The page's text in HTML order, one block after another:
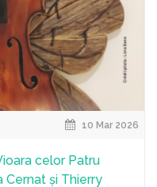
10 Mar 2026
celor Patru
Cernat și Thierry